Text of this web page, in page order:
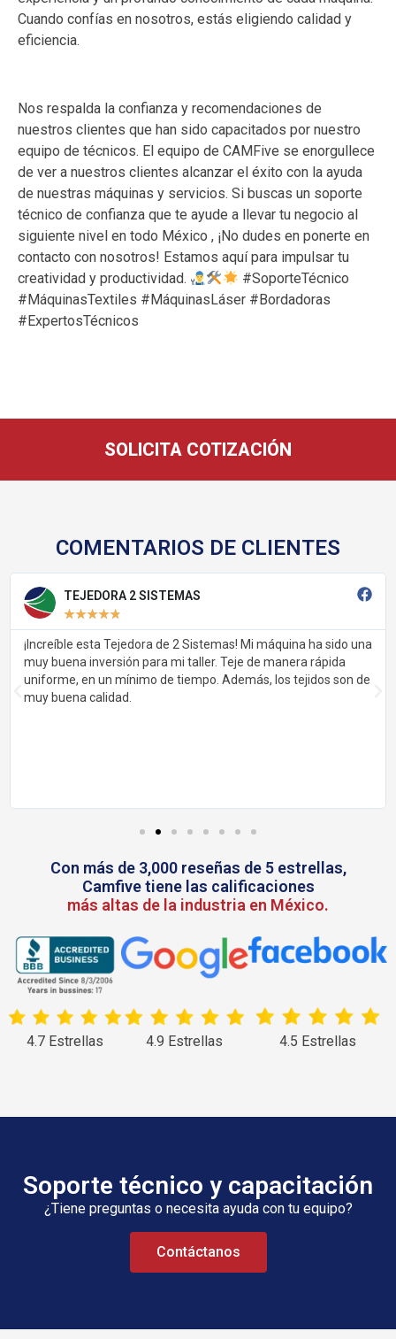
Cuando confías en nosotros, estás eligiendo calidad y
eficiencia.
Nos respalda la confianza y recomendaciones de
nuestros clientes que han sido capacitados por nuestro
equipo de técnicos. El equipo de CAMFive se enorgullece
de ver a nuestros clientes alcanzar el éxito con la ayuda
de nuestras máquinas y servicios. Si buscas un soporte
técnico de confianza que te ayude a llevar tu negocio al
siguiente nivel en todo México , ¡No dudes en ponerte en
contacto con nosotros! Estamos aquí para impulsar tu
creatividad y productividad.
#SoporteTécnico
#MáquinasTextiles #MáquinasLáser #Bordadoras
#ExpertosTécnicos
SOLICITA COTIZACIÓN
COMENTARIOS DE CLIENTES
TEJEDORA 2 SISTEMAS
★★★★★
¡Increíble esta Tejedora de 2 Sistemas! Mi máquina ha sido una
muy buena inversión para mi taller. Teje de manera rápida
uniforme, en un mínimo de tiempo. Además, los tejidos son de
muy buena calidad.
Con más de 3,000 reseñas de 5 estrellas,
Camfive tiene las calificaciones
más altas de la industria en México.
4.7 Estrellas 4.9 Estrellas 4.5 Estrellas
Soporte técnico y capacitación
¿Tiene preguntas o necesita ayuda con tu equipo?
Contáctanos